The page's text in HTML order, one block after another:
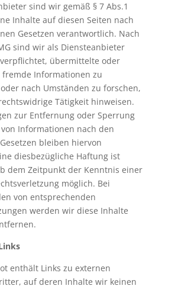
sind wir gemäß § 7 Abs.1
Inhalte auf diesen Seiten nach
Gesetzen verantwortlich. Nach
sind wir als Diensteanbieter
übermittelte oder
fremde Informationen zu
nach Umständen zu forschen,
Tätigkeit hinweisen.
zur Entfernung oder Sperrung
Informationen nach den
bleiben hiervon
diesbezügliche Haftung ist
dem Zeitpunkt der Kenntnis einer
möglich. Bei
von entsprechenden
werden wir diese Inhalte
enthält Links zu externen
auf deren Inhalte wir keinen